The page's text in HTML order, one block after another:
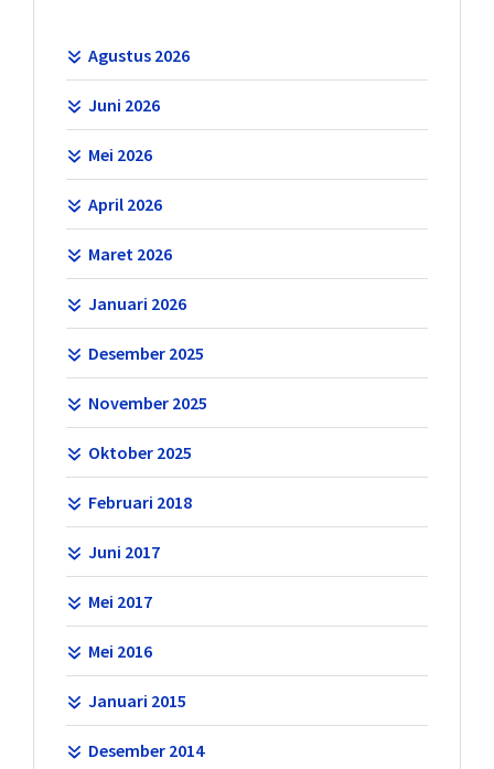
Agustus 2026
Juni 2026
Mei 2026
April 2026
Maret 2026
Januari 2026
Desember 2025
November 2025
Oktober 2025
Februari 2018
Juni 2017
Mei 2017
Mei 2016
Januari 2015
Desember 2014